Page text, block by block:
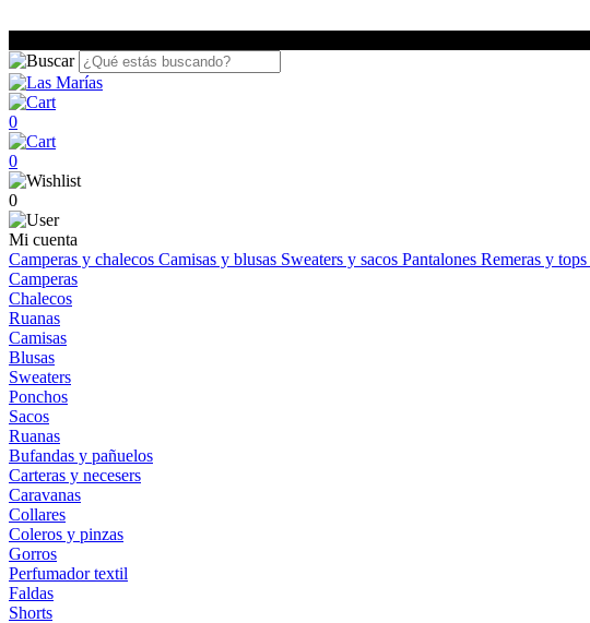
0
0
0
Mi cuenta
Camperas y chalecos Camisas y blusas Sweaters y sacos Pantalones Remeras y tops
Camperas
Chalecos
Ruanas
Camisas
Blusas
Sweaters
Ponchos
Sacos
Ruanas
Bufandas y pañuelos
Carteras y necesers
Caravanas
Collares
Coleros y pinzas
Gorros
Perfumador textil
Faldas
Shorts